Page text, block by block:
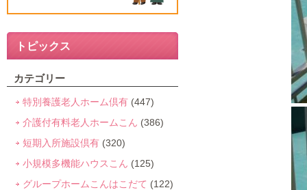
トピックス
カテゴリー
特別養護老人ホーム倶有 (447)
介護付有料老人ホームこん (386)
短期入所施設倶有 (320)
小規模多機能ハウスこん (125)
グループホームこんはこだて (122)